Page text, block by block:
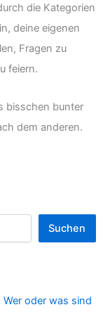
die Kategorien
deine eigenen
Fragen zu
feiern.
bisschen bunter
dem anderen.
Suchen
oder was sind